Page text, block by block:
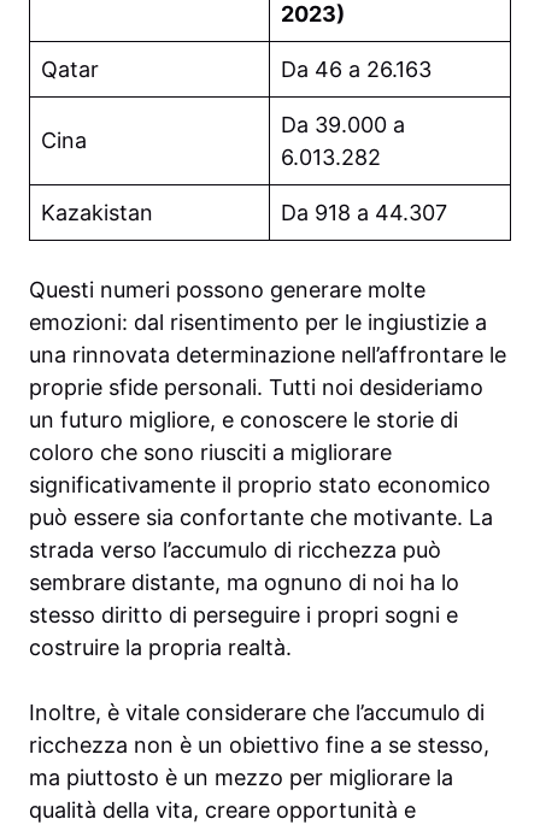
2023)
Qatar Da 46 a 26.163
Cina
Da 39.000 a
6.013.282
Kazakistan Da 918 a 44.307
Questi numeri possono generare molte
emozioni: dal risentimento per le ingiustizie a
una rinnovata determinazione nell’affrontare le
proprie sfide personali. Tutti noi desideriamo
un futuro migliore, e conoscere le storie di
coloro che sono riusciti a migliorare
significativamente il proprio stato economico
può essere sia confortante che motivante. La
strada verso l’accumulo di ricchezza può
sembrare distante, ma ognuno di noi ha lo
stesso diritto di perseguire i propri sogni e
costruire la propria realtà.
Inoltre, è vitale considerare che l’accumulo di
ricchezza non è un obiettivo fine a se stesso,
ma piuttosto è un mezzo per migliorare la
qualità della vita, creare opportunità e